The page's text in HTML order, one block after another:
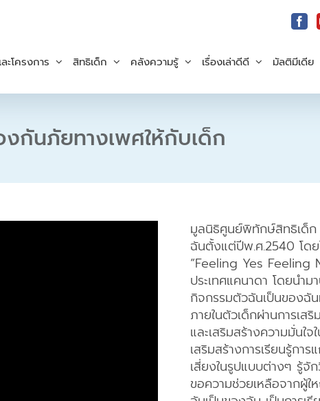
ะโครงการ สิทธิเด็ก คลังความรู้ เรื่องเล่าดีดี มัลติมีเดีย
กันภัยทางเพศให้กับเด็ก
มูลนิธิศูนย์พิทักษ์สิทธิเด็ก
ฉันตั้งแต่ปีพ.ศ.2540 โดย
“Feeling Yes Feeling
ประเทศแคนาดา โดยนำม
กิจกรรมตัวฉันเป็นของฉัน
ภายในตัวเด็กผ่านการเส
และเสริมสร้างความมั่นใ
เสริมสร้างการเรียนรู้ก
เสี่ยงในรูปแบบต่างๆ รู้จั
ขอความช่วยเหลือจากผู้